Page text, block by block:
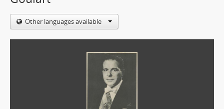
Other languages available